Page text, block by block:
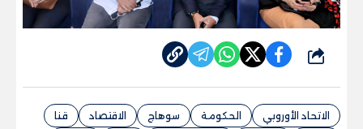
شارك
الاتحاد الأوروبي الحكومة سوهاج الاقتصاد
قنا